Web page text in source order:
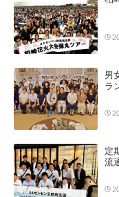
男
ラ
定
流